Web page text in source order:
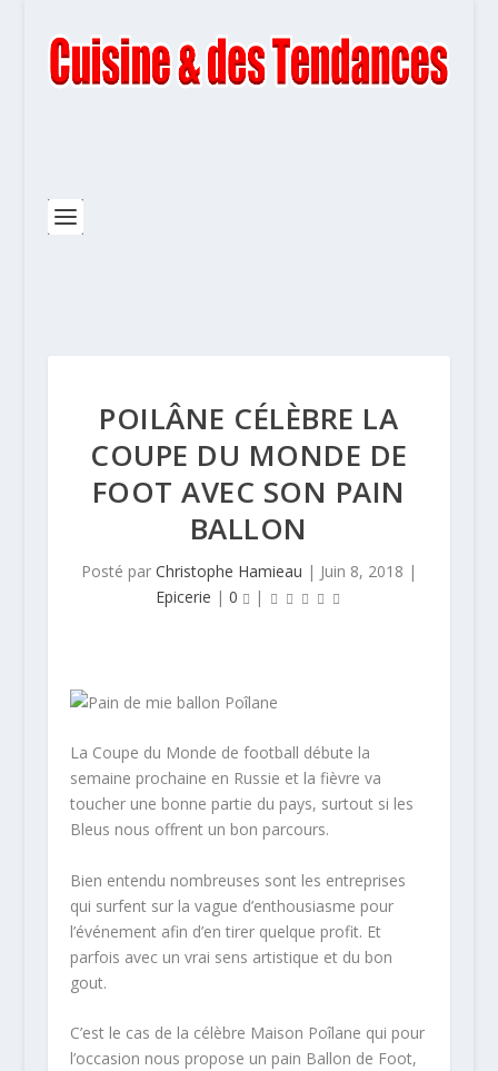
POILÂNE CÉLÈBRE LA
COUPE DU MONDE DE
FOOT AVEC SON PAIN
BALLON
Posté par Christophe Hamieau | Juin 8, 2018 |
Epicerie |0 |
La Coupe du Monde de football débute la
semaine prochaine en Russie et la fièvre va
toucher une bonne partie du pays, surtout si les
Bleus nous offrent un bon parcours.
Bien entendu nombreuses sont les entreprises
qui surfent sur la vague d’enthousiasme pour
l’événement afin d’en tirer quelque profit. Et
parfois avec un vrai sens artistique et du bon
gout.
C’est le cas de la célèbre Maison Poîlane qui pour
l’occasion nous propose un pain Ballon de Foot,